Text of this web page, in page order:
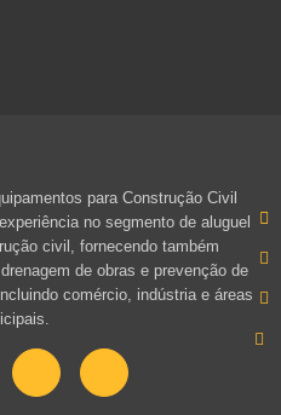
para Construção Civil
no segmento de aluguel
civil, fornecendo também
de obras e prevenção de
comércio, indústria e áreas